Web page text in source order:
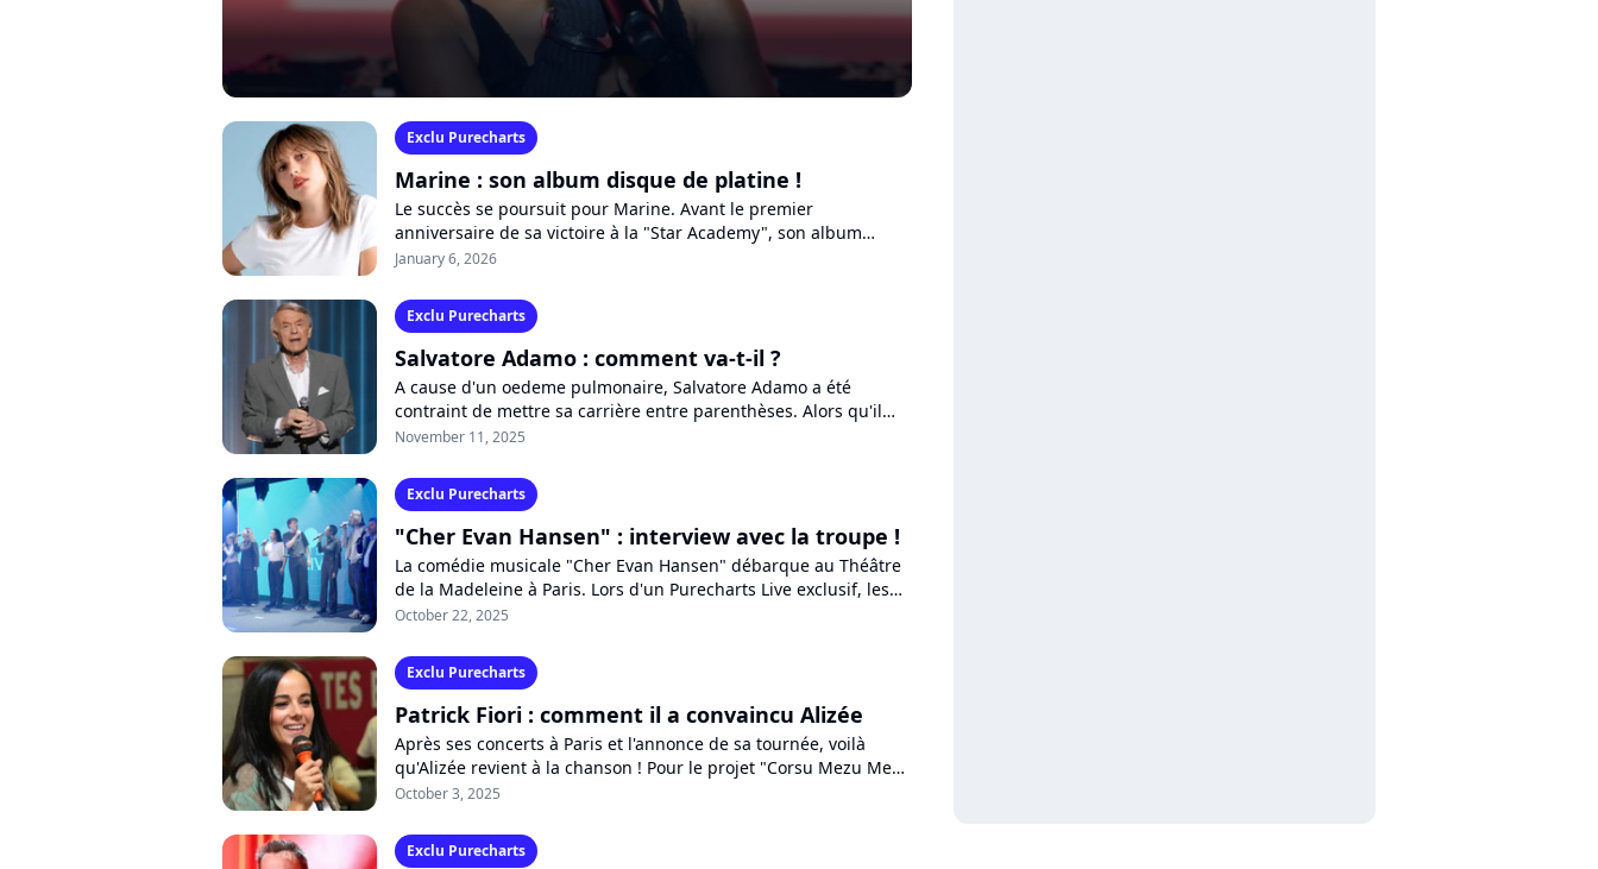
Exclu Purecharts
Marine : son album disque de platine !
Le succès se poursuit pour Marine. Avant le premier
anniversaire de sa victoire à la "Star Academy", son album
"Coeur maladroit" franchit le seuil des...
January 6, 2026
Exclu Purecharts
Salvatore Adamo : comment va-t-il ?
A cause d'un oedeme pulmonaire, Salvatore Adamo a été
contraint de mettre sa carrière entre parenthèses. Alors qu'il
revient avec un nouvel album, le...
November 11, 2025
Exclu Purecharts
"Cher Evan Hansen" : interview avec la troupe !
La comédie musicale "Cher Evan Hansen" débarque au Théâtre
de la Madeleine à Paris. Lors d'un Purecharts Live exclusif, les
huit chanteurs et comédiens...
October 22, 2025
Exclu Purecharts
Patrick Fiori : comment il a convaincu Alizée
Après ses concerts à Paris et l'annonce de sa tournée, voilà
qu'Alizée revient à la chanson ! Pour le projet "Corsu Mezu Mezu
3", la chanteuse a accepté...
October 3, 2025
Exclu Purecharts